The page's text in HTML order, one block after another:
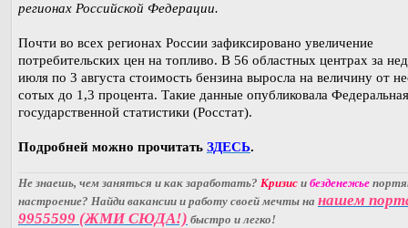
регионах Российской Федерации.
Почти во всех регионах России зафиксировано увеличение
потребительских цен на топливо. В 56 областных центрах за
июля по 3 августа стоимость бензина выросла на величину от
сотых до 1,3 процента. Такие данные опубликовала
государственной статистики (Росстат).
Подробней можно прочитать ЗДЕСЬ.
Не знаешь, чем заняться и как заработать? Кризис и безденежье
настроение? Найди вакансии и работу своей мечты на нашем
9955599 (ЖМИ СЮДА!) быстро и легко!